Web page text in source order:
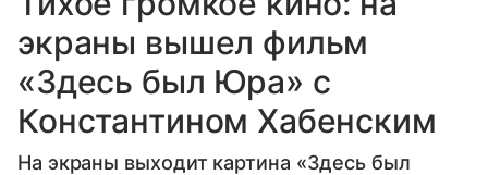
экраны вышел фильм
«Здесь был Юра» с
Константином Хабенским
На экраны выходит картина «Здесь был